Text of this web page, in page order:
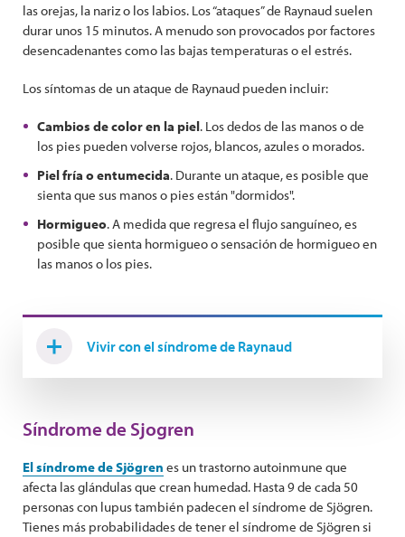
las orejas, la nariz o los labios. Los “ataques” de Raynaud suelen
durar unos 15 minutos. A menudo son provocados por factores
desencadenantes como las bajas temperaturas o el estrés.
Los síntomas de un ataque de Raynaud pueden incluir:
Cambios de color en la piel. Los dedos de las manos o de
los pies pueden volverse rojos, blancos, azules o morados.
Piel fría o entumecida. Durante un ataque, es posible que
sienta que sus manos o pies están "dormidos".
Hormigueo. A medida que regresa el flujo sanguíneo, es
posible que sienta hormigueo o sensación de hormigueo en
las manos o los pies.
Vivir con el síndrome de Raynaud
Síndrome de Sjogren
El síndrome de Sjögren es un trastorno autoinmune que
afecta las glándulas que crean humedad. Hasta 9 de cada 50
personas con lupus también padecen el síndrome de Sjögren.
Tienes más probabilidades de tener el síndrome de Sjögren si